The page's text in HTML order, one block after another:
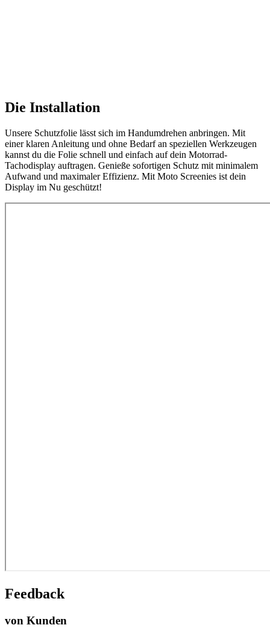
Die Installation
Unsere Schutzfolie lässt sich im Handumdrehen anbringen. Mit
einer klaren Anleitung und ohne Bedarf an speziellen Werkzeugen
kannst du die Folie schnell und einfach auf dein Motorrad-
Tachodisplay auftragen. Genieße sofortigen Schutz mit minimalem
Aufwand und maximaler Effizienz. Mit Moto Screenies ist dein
Display im Nu geschützt!
Feedback
von Kunden